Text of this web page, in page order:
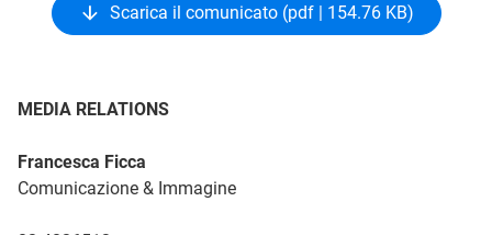
Scarica il comunicato (pdf | 154.76 KB)
MEDIA RELATIONS
Francesca Ficca
Comunicazione & Immagine